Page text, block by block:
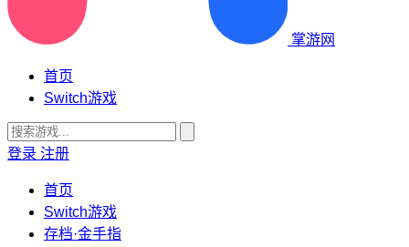
掌游网
首页
Switch游戏
登录 注册
首页
Switch游戏
存档·金手指